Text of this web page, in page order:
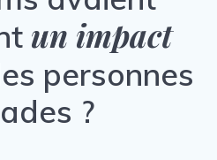
un impact
personnes
?